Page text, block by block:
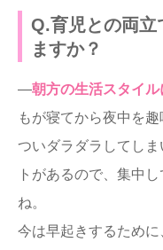
Q.育児との両立
ますか？
―朝方の生活スタイル
もが寝てから夜中を
ついダラダラしてし
トがあるので、集中
ね。
今は早起きするため